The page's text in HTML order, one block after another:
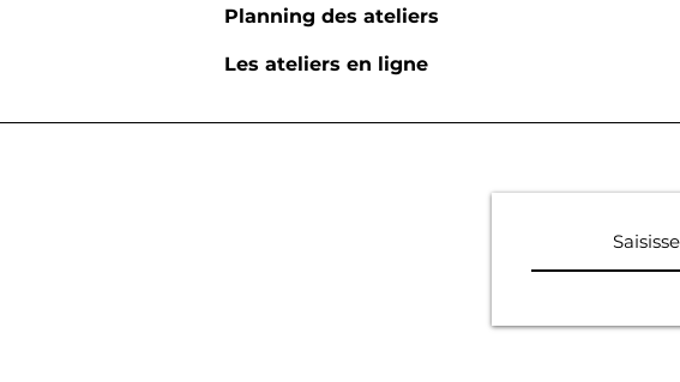
Planning des ateliers
Les ateliers en ligne